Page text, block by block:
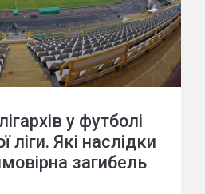
у футболі
ліги. Які наслідки
загибель